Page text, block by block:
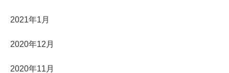
2021年1月
2020年12月
2020年11月